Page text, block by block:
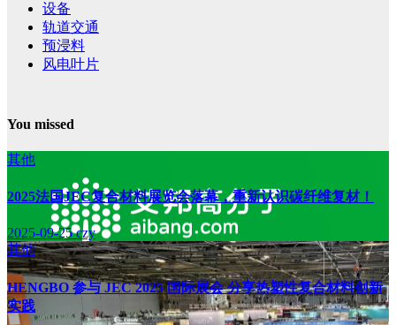
设备
轨道交通
预浸料
风电叶片
You missed
其他
2025法国JEC复合材料展览会落幕，重新认识碳纤维复材！
2025-09-25czy
其他
HENGBO 参与 JEC 2025 国际展会 分享热塑性复合材料创新
实践